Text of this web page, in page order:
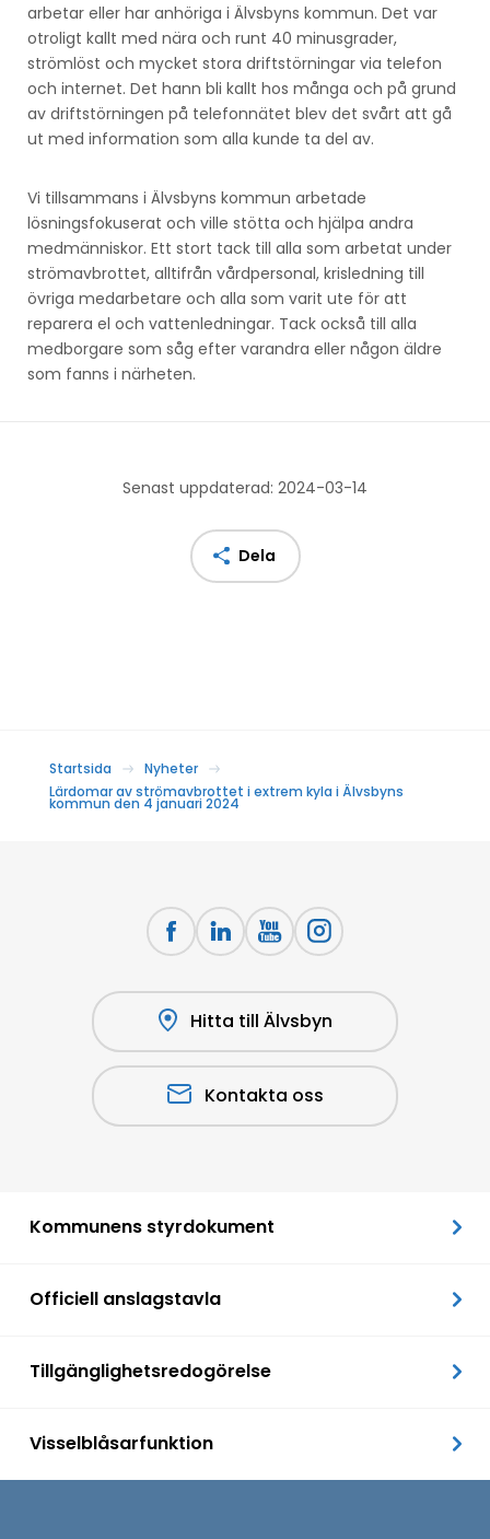
arbetar eller har anhöriga i Älvsbyns kommun. Det var
otroligt kallt med nära och runt 40 minusgrader,
strömlöst och mycket stora driftstörningar via telefon
och internet. Det hann bli kallt hos många och på grund
av driftstörningen på telefonnätet blev det svårt att gå
ut med information som alla kunde ta del av.
Vi tillsammans i Älvsbyns kommun arbetade
lösningsfokuserat och ville stötta och hjälpa andra
medmänniskor. Ett stort tack till alla som arbetat under
strömavbrottet, alltifrån vårdpersonal, krisledning till
övriga medarbetare och alla som varit ute för att
reparera el och vattenledningar. Tack också till alla
medborgare som såg efter varandra eller någon äldre
som fanns i närheten.
Senast uppdaterad: 2024-03-14
Dela
Startsida
Nyheter
Lärdomar av strömavbrottet i extrem kyla i Älvsbyns
kommun den 4 januari 2024
Hitta till Älvsbyn
Kontakta oss
Kommunens styrdokument
Officiell anslagstavla
Tillgänglighetsredogörelse
Visselblåsarfunktion